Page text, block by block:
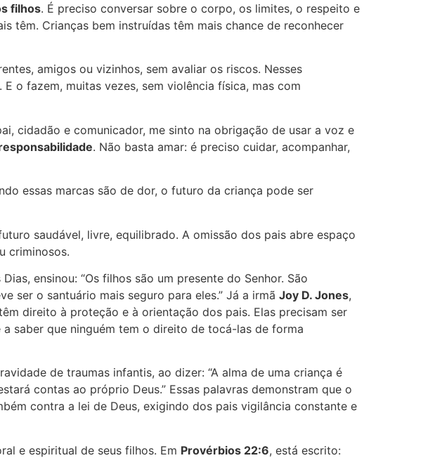
filhos. É preciso conversar sobre o corpo, os limites, o respeito e
têm. Crianças bem instruídas têm mais chance de reconhecer
amigos ou vizinhos, sem avaliar os riscos. Nesses
o fazem, muitas vezes, sem violência física, mas com
cidadão e comunicador, me sinto na obrigação de usar a voz e
. Não basta amar: é preciso cuidar, acompanhar,
essas marcas são de dor, o futuro da criança pode ser
saudável, livre, equilibrado. A omissão dos pais abre espaço
criminosos.
ensinou: “Os filhos são um presente do Senhor. São
ser o santuário mais seguro para eles.” Já a irmã Joy D. Jones,
direito à proteção e à orientação dos pais. Elas precisam ser
saber que ninguém tem o direito de tocá-las de forma
de traumas infantis, ao dizer: “A alma de uma criança é
contas ao próprio Deus.” Essas palavras demonstram que o
contra a lei de Deus, exigindo dos pais vigilância constante e
e espiritual de seus filhos. Em Provérbios 22:6, está escrito: